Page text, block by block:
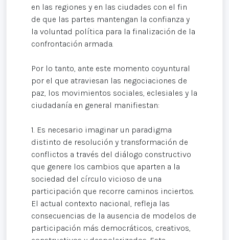
en las regiones y en las ciudades con el fin
de que las partes mantengan la confianza y
la voluntad política para la finalización de la
confrontación armada.
Por lo tanto, ante este momento coyuntural
por el que atraviesan las negociaciones de
paz, los movimientos sociales, eclesiales y la
ciudadanía en general manifiestan:
1. Es necesario imaginar un paradigma
distinto de resolución y transformación de
conflictos a través del diálogo constructivo
que genere los cambios que aparten a la
sociedad del círculo vicioso de una
participación que recorre caminos inciertos.
El actual contexto nacional, refleja las
consecuencias de la ausencia de modelos de
participación más democráticos, creativos,